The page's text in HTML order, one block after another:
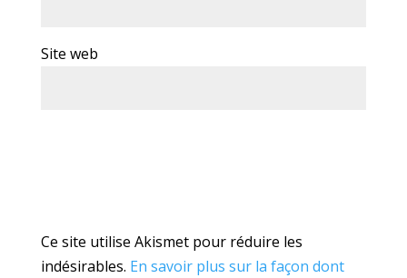
Site web
Ce site utilise Akismet pour réduire les
indésirables. En savoir plus sur la façon dont